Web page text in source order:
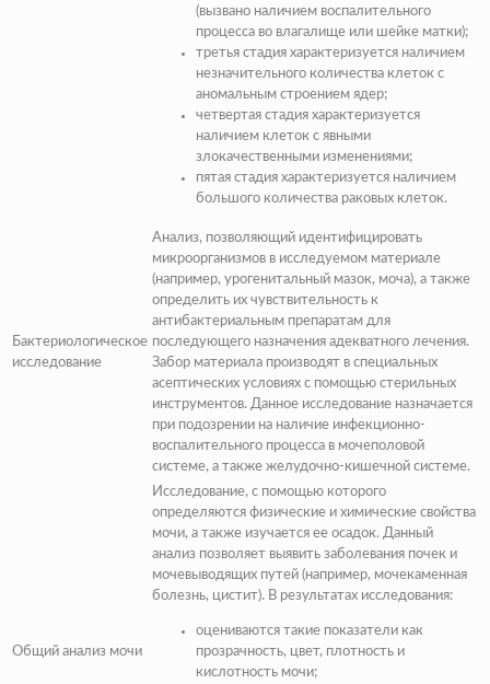
(вызвано наличием воспалительного
процесса во влагалище или шейке матки);
третья стадия характеризуется наличием
незначительного количества клеток с
аномальным строением ядер;
четвертая стадия характеризуется
наличием клеток с явными
злокачественными изменениями;
пятая стадия характеризуется наличием
большого количества раковых клеток.
Бактериологическое
исследование
Анализ, позволяющий идентифицировать
микроорганизмов в исследуемом материале
(например, урогенитальный мазок, моча), а также
определить их чувствительность к
антибактериальным препаратам для
последующего назначения адекватного лечения.
Забор материала производят в специальных
асептических условиях с помощью стерильных
инструментов. Данное исследование назначается
при подозрении на наличие инфекционно-
воспалительного процесса в мочеполовой
системе, а также желудочно-кишечной системе.
Общий анализ мочи
Исследование, с помощью которого
определяются физические и химические свойства
мочи, а также изучается ее осадок. Данный
анализ позволяет выявить заболевания почек и
мочевыводящих путей (например, мочекаменная
болезнь, цистит). В результатах исследования:
оцениваются такие показатели как
прозрачность, цвет, плотность и
кислотность мочи;